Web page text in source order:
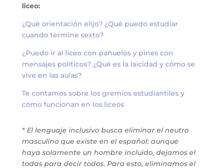
liceo:
¿Qué orientación elijo? ¿Qué puedo estudiar
cuando termine sexto?
¿Puedo ir al liceo con pañuelos y pines con
mensajes políticos? ¿Qué es la laicidad y cómo se
vive en las aulas?
Te contamos sobre los gremios estudiantiles y
cómo funcionan en los liceos
* El lenguaje inclusivo busca eliminar el neutro
masculino que existe en el español: aunque
haya solamente un hombre incluido, dejamos el
todas para decir todos. Para esto, eliminamos el